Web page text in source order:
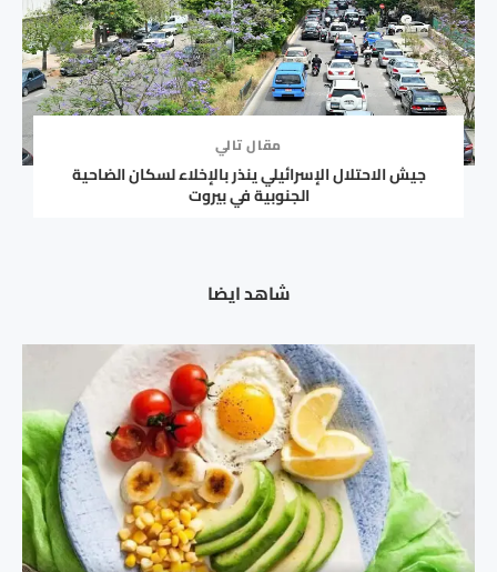
مقال تالي
جيش الاحتلال الإسرائيلي ينذر بالإخلاء لسكان الضاحية
الجنوبية في بيروت
شاهد ايضا